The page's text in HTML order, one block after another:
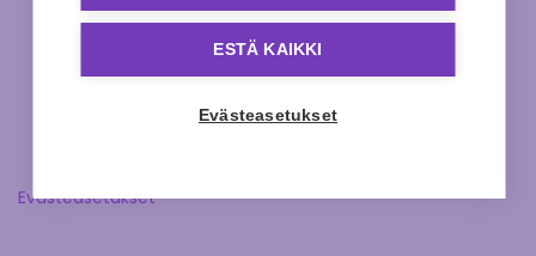
Evästeasetukset
ESTÄ KAIKKI
Evästeasetukset